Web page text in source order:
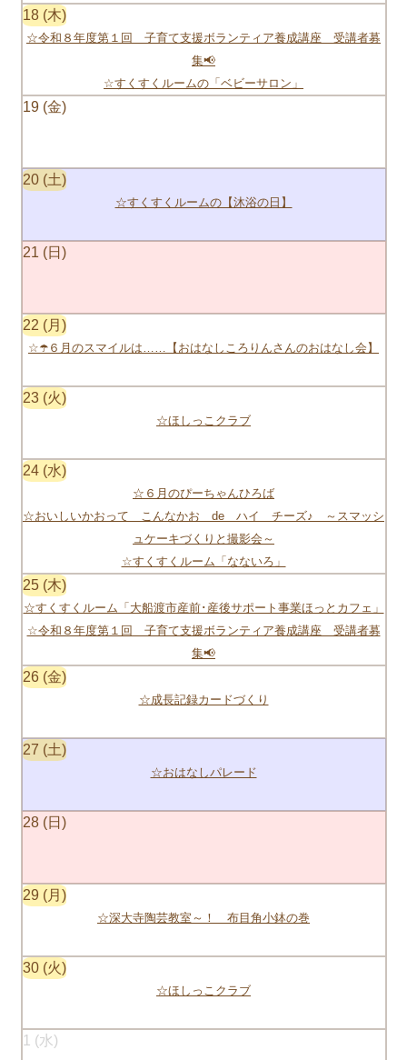
18
☆令和８年度第１回 子育て支援ボランティア養成講座 受講者募
集📢
☆すくすくルームの「ベビーサロン」
19
20
☆すくすくルームの【沐浴の日】
21
22
☆☂️６月のスマイルは……【おはなしころりんさんのおはなし会】
23
☆ほしっこクラブ
24
☆６月のぴーちゃんひろば
☆おいしいかおって こんなかお de ハイ チーズ♪ ～スマッシ
ュケーキづくりと撮影会～
☆すくすくルーム「なないろ」
25
☆すくすくルーム「大船渡市産前･産後サポート事業ほっとカフェ」
☆令和８年度第１回 子育て支援ボランティア養成講座 受講者募
集📢
26
☆成長記録カードづくり
27
☆おはなしパレード
28
29
☆深大寺陶芸教室～！ 布目角小鉢の巻
30
☆ほしっこクラブ
1